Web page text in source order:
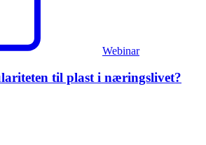
Webinar
til plast i næringslivet?